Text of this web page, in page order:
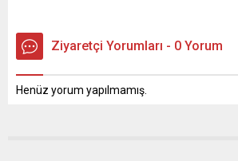
Ziyaretçi Yorumları - 0 Yorum
Henüz yorum yapılmamış.